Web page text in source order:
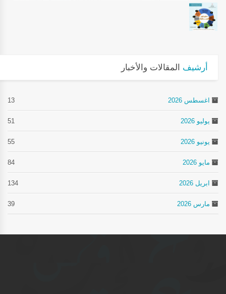
أرشيف المقالات والأخبار
اغسطس 2026 13
يوليو 2026 51
يونيو 2026 55
مايو 2026 84
ابريل 2026 134
مارس 2026 39